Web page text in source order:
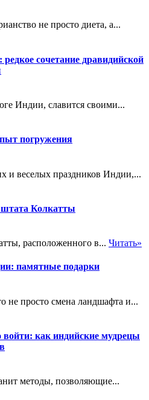
не просто диета, а...
сочетание дравидийской
Индии, славится своими...
погружения
и веселых праздников Индии,...
штата Колкатты
расположенного в... Читать»
памятные подарки
просто смена ландшафта и...
как индийские мудрецы
методы, позволяющие...